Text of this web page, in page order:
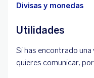
Divisas y monedas
Utilidades
Si has encontrado una
quieres comunicar,